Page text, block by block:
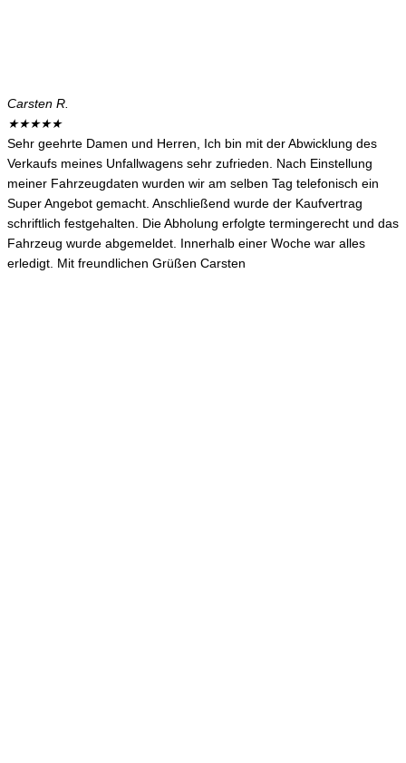
Carsten R.
★★★★★
Sehr geehrte Damen und Herren, Ich bin mit der Abwicklung des
Verkaufs meines Unfallwagens sehr zufrieden. Nach Einstellung
meiner Fahrzeugdaten wurden wir am selben Tag telefonisch ein
Super Angebot gemacht. Anschließend wurde der Kaufvertrag
schriftlich festgehalten. Die Abholung erfolgte termingerecht und das
Fahrzeug wurde abgemeldet. Innerhalb einer Woche war alles
erledigt. Mit freundlichen Grüßen Carsten